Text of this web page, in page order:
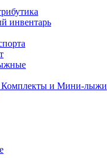
инвентарь
Комплекты и Мини-лыжи